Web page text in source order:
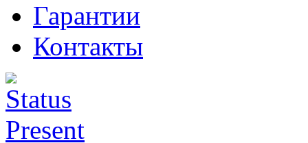
Гарантии
Контакты